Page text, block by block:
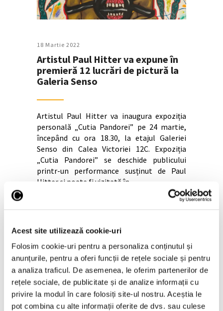
Acest site utilizează cookie-uri
Folosim cookie-uri pentru a personaliza conținutul și
anunțurile, pentru a oferi funcții de rețele sociale și pentru
a analiza traficul. De asemenea, le oferim partenerilor de
rețele sociale, de publicitate și de analize informații cu
privire la modul în care folosiți site-ul nostru. Aceștia le
pot combina cu alte informații oferite de dvs. sau culese
18 Martie 2022
Artistul Paul Hitter va expune în
premieră 12 lucrări de pictură la
Galeria Senso
Artistul Paul Hitter va inaugura expoziția
personală „Cutia Pandorei” pe 24 martie,
începând cu ora 18.30, la etajul Galeriei
Senso din Calea Victoriei 12C. Expoziția
„Cutia Pandorei” se deschide publicului
printr-un performance susținut de Paul
Hitter și poate fi vizitată în
Articole recente
Coon One, de la artă
stradală la pictura pe
șevalet
6 August 2026